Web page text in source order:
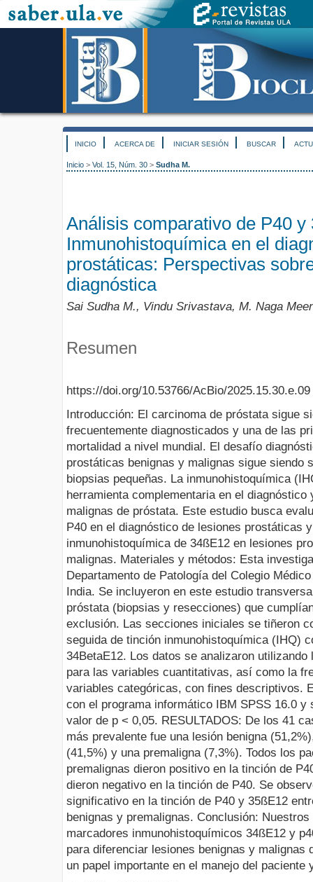
INICIO ACERCA DE INICIAR SESIÓN BUSCAR
Inicio > Vol. 15, Núm. 30 > Sudha M.
Análisis comparativo de P40 y
Inmunohistoquímica en el
prostáticas: Perspectivas
diagnóstica
Sai Sudha M., Vindu Srivastava, M. Naga
Resumen
https://doi.org/10.53766/AcBio/2025.15.30.e.09
Introducción: El carcinoma de próstata sigue
frecuentemente diagnosticados y una de las
mortalidad a nivel mundial. El desafío
prostáticas benignas y malignas sigue siendo
biopsias pequeñas. La inmunohistoquímica
herramienta complementaria en el
malignas de próstata. Este estudio busca
P40 en el diagnóstico de lesiones prostáticas
inmunohistoquímica de 34ßE12 en lesiones
malignas. Materiales y métodos: Esta
Departamento de Patología del Colegio
India. Se incluyeron en este estudio
próstata (biopsias y resecciones) que
exclusión. Las secciones iniciales se tiñeron
seguida de tinción inmunohistoquímica (IHQ)
34BetaE12. Los datos se analizaron
para las variables cuantitativas, así como la
variables categóricas, con fines descriptivos.
con el programa informático IBM SPSS 16.0
valor de p < 0,05. RESULTADOS: De los 41
más prevalente fue una lesión benigna
(41,5%) y una premaligna (7,3%). Todos los
premalignas dieron positivo en la tinción de
dieron negativo en la tinción de P40. Se
significativo en la tinción de P40 y 35ßE12
benignas y premalignas. Conclusión:
marcadores inmunohistoquímicos 34ßE12 y
para diferenciar lesiones benignas y malignas
un papel importante en el manejo del paciente